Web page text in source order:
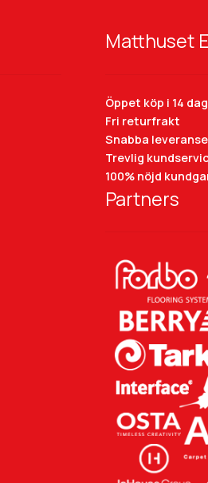
Matthuset
Öppet köp i 14
Fri returfrakt
Snabba
Trevlig
100% nöjd
Partners